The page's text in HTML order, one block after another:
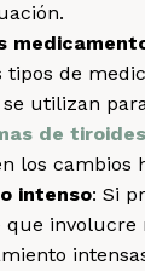
tipos de
se utilizan
de tiroides
los cambios
intenso: Si
que involucre